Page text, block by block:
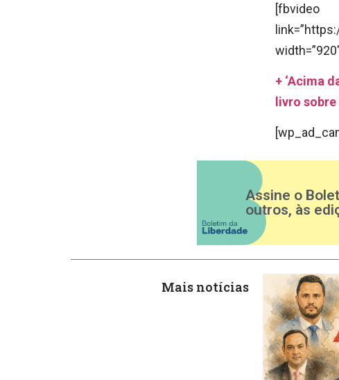
[fbvideo
+ ‘Acima
livro
Assine o
outros, às
Mais notícias